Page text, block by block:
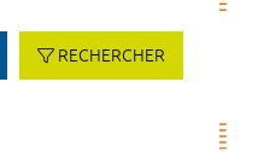
RECHERCHER